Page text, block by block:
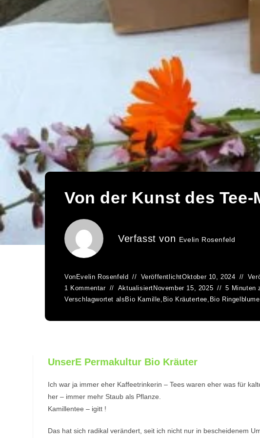
Von der Kunst des Tee-
Verfasst von Evelin Rosenfeld
Von Evelin Rosenfeld VeröffentlichtOktober 10, 2024
1 Kommentar
Aktualisiert November 15, 2025
5 Minuten
Verschlagwortet als Bio Kamille, Bio Kräutertee, Bio Ringelblume
UnserE Permakultur Bio Kräuter
Ich war ja immer eher Kaffeetrinkerin – Tees waren eher was für
her – immer mehr Staub als Pflanze.
Kamillentee – igitt !
Das hat sich radikal verändert, seit ich nicht nur in bescheidenem